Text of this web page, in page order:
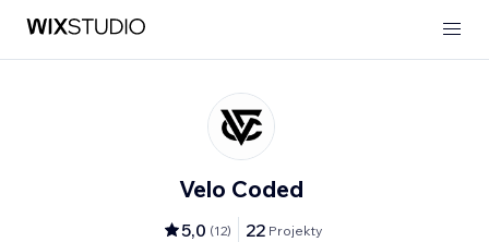
Velo Coded
5,0 (12) 22 Projekty